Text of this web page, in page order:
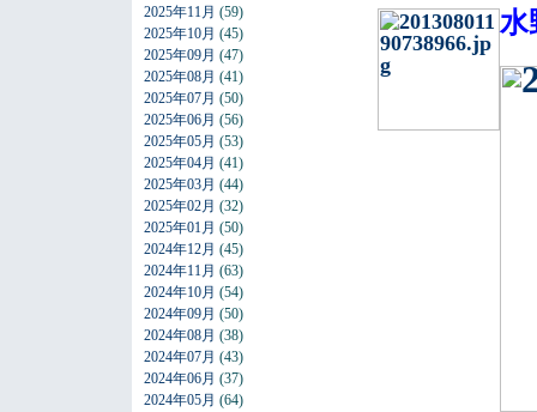
2025年11月 (59)
2025年10月 (45)
2025年09月 (47)
2025年08月 (41)
2025年07月 (50)
2025年06月 (56)
2025年05月 (53)
2025年04月 (41)
2025年03月 (44)
2025年02月 (32)
2025年01月 (50)
2024年12月 (45)
2024年11月 (63)
2024年10月 (54)
2024年09月 (50)
2024年08月 (38)
2024年07月 (43)
2024年06月 (37)
2024年05月 (64)
水